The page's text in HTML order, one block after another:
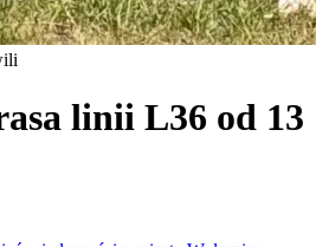
linii L36 od 13